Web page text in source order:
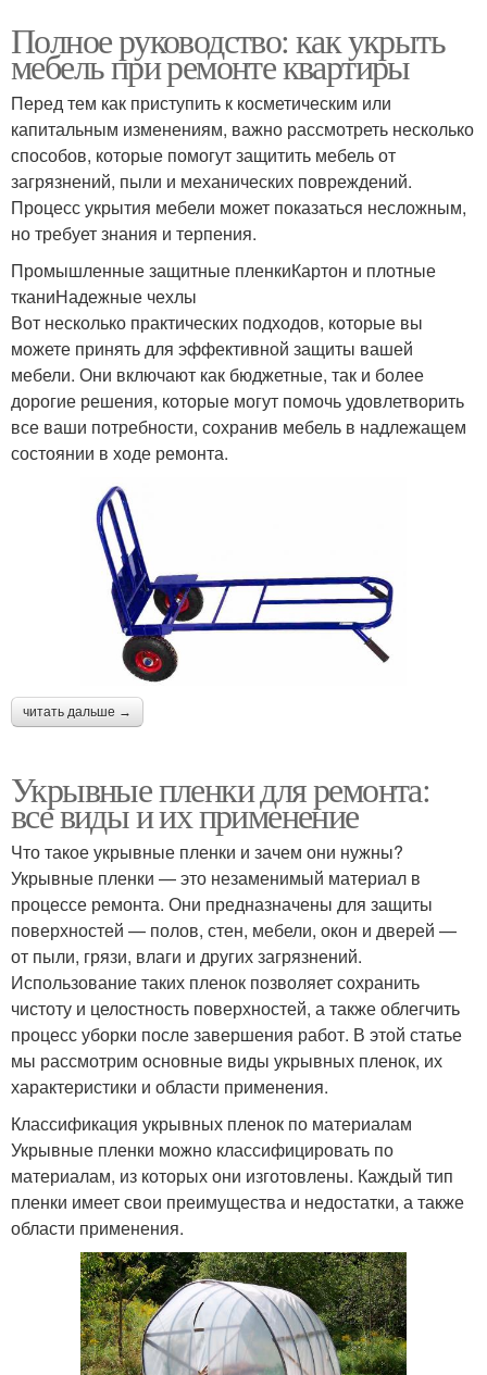
Полное руководство: как укрыть
мебель при ремонте квартиры
Перед тем как приступить к косметическим или
капитальным изменениям, важно рассмотреть несколько
способов, которые помогут защитить мебель от
загрязнений, пыли и механических повреждений.
Процесс укрытия мебели может показаться несложным,
но требует знания и терпения.
Промышленные защитные пленкиКартон и плотные
тканиНадежные чехлы
Вот несколько практических подходов, которые вы
можете принять для эффективной защиты вашей
мебели. Они включают как бюджетные, так и более
дорогие решения, которые могут помочь удовлетворить
все ваши потребности, сохранив мебель в надлежащем
состоянии в ходе ремонта.
читать дальше →
Укрывные пленки для ремонта:
все виды и их применение
Что такое укрывные пленки и зачем они нужны?
Укрывные пленки — это незаменимый материал в
процессе ремонта. Они предназначены для защиты
поверхностей — полов, стен, мебели, окон и дверей —
от пыли, грязи, влаги и других загрязнений.
Использование таких пленок позволяет сохранить
чистоту и целостность поверхностей, а также облегчить
процесс уборки после завершения работ. В этой статье
мы рассмотрим основные виды укрывных пленок, их
характеристики и области применения.
Классификация укрывных пленок по материалам
Укрывные пленки можно классифицировать по
материалам, из которых они изготовлены. Каждый тип
пленки имеет свои преимущества и недостатки, а также
области применения.